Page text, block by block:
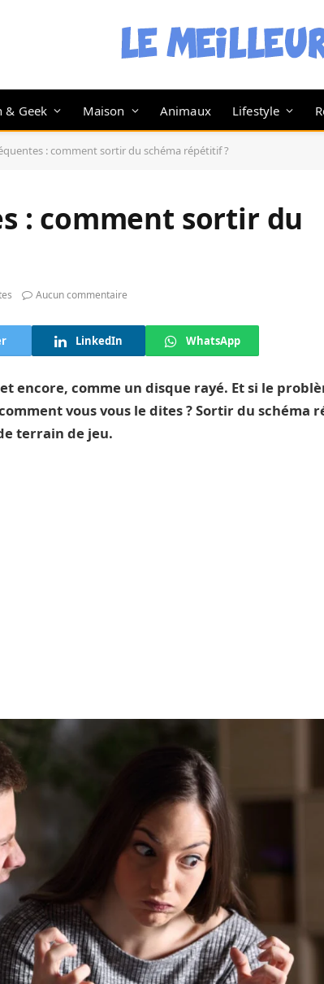
& Geek Maison Animaux Lifestyle
: comment sortir du schéma répétitif ?
: comment sortir du
Aucun commentaire
LinkedIn WhatsApp
encore, comme un disque rayé. Et si le
vous vous le dites ? Sortir du schéma
terrain de jeu.